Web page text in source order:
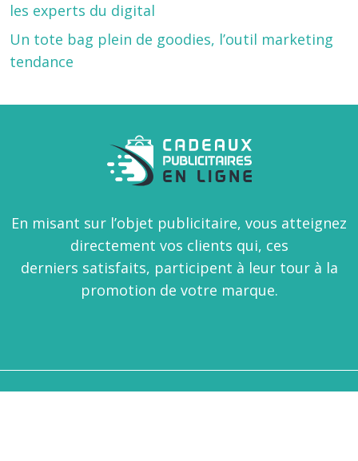
les experts du digital
Un tote bag plein de goodies, l’outil marketing
tendance
En misant sur l’objet publicitaire, vous atteignez
directement vos clients qui, ces
derniers satisfaits, participent à leur tour à la
promotion de votre marque.